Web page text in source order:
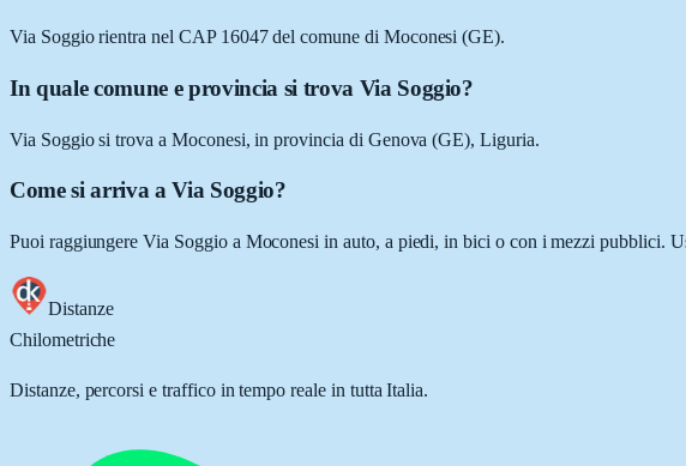
Via Soggio rientra nel CAP 16047 del comune di Moconesi (GE).
In quale comune e provincia si trova Via Soggio?
Via Soggio si trova a Moconesi, in provincia di Genova (GE), Liguria.
Come si arriva a Via Soggio?
Puoi raggiungere Via Soggio a Moconesi in auto, a piedi, in bici o con i mezzi pubblici.
Distanze
Chilometriche
Distanze, percorsi e traffico in tempo reale in tutta Italia.